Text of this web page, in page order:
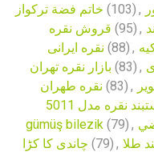
خاتم فضة تركواز (103) ,
قروش نقره (95) ,
نقره ایرانی (88) ,
بازار نقره تهران (83) ,
نقره طهران (83) ,
نقره مدل 5011
gümüş bilezik (79) ,
چاندی کا کڑا (79) , طلا